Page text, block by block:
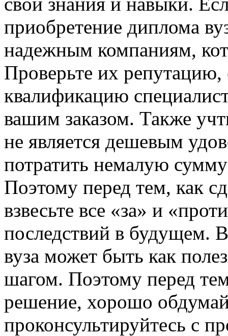
приобретение диплома
надежным компаниям,
Проверьте их
квалификацию
вашим заказом. Также
не является дешевым
потратить немалую
Поэтому перед тем, как
взвесьте все «за» и
последствий в будущем.
вуза может быть как
шагом. Поэтому перед
решение, хорошо
проконсультируйтесь с